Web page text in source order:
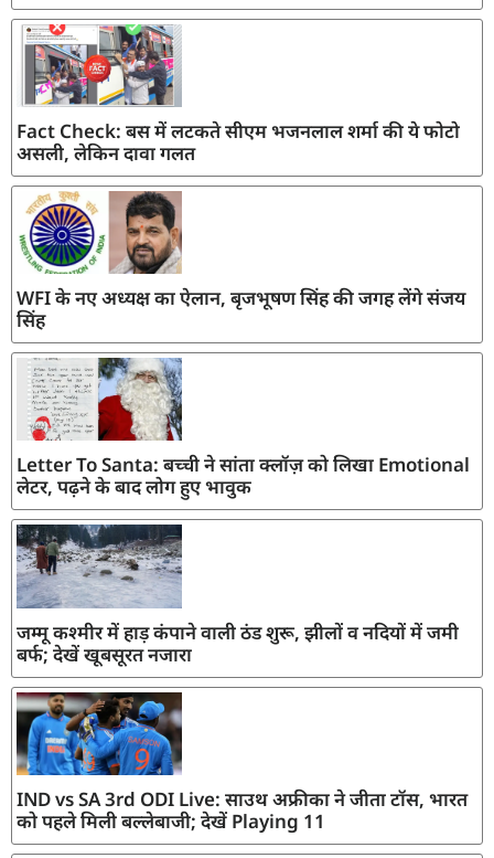
Fact Check: बस में लटकते सीएम भजनलाल शर्मा की ये फोटो
असली, लेकिन दावा गलत
WFI के नए अध्यक्ष का ऐलान, बृजभूषण सिंह की जगह लेंगे संजय
सिंह
Letter To Santa: बच्ची ने सांता क्लॉज़ को लिखा Emotional
लेटर, पढ़ने के बाद लोग हुए भावुक
जम्मू कश्मीर में हाड़ कंपाने वाली ठंड शुरू, झीलों व नदियों में जमी
बर्फ; देखें खूबसूरत नजारा
IND vs SA 3rd ODI Live: साउथ अफ्रीका ने जीता टॉस, भारत
को पहले मिली बल्लेबाजी; देखें Playing 11